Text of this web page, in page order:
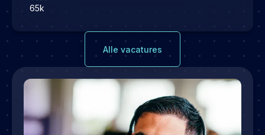
65k
Alle vacatures